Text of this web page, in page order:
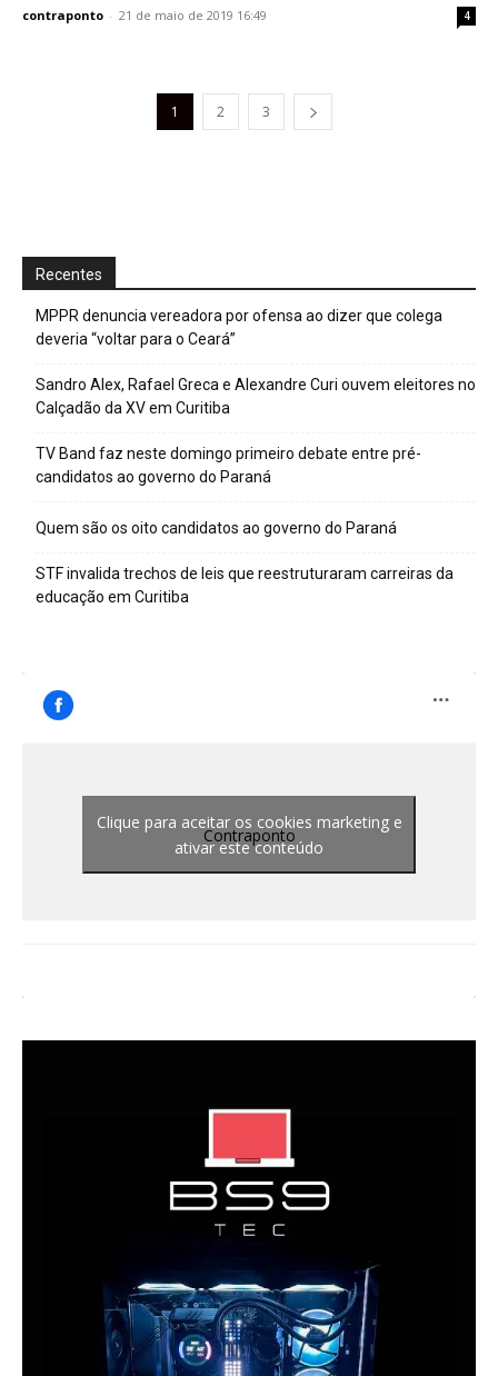
contraponto - 21 de maio de 2019 16:49 4
1 2 3
Recentes
MPPR denuncia vereadora por ofensa ao dizer que colega
deveria “voltar para o Ceará”
Sandro Alex, Rafael Greca e Alexandre Curi ouvem eleitores no
Calçadão da XV em Curitiba
TV Band faz neste domingo primeiro debate entre pré-
candidatos ao governo do Paraná
Quem são os oito candidatos ao governo do Paraná
STF invalida trechos de leis que reestruturaram carreiras da
educação em Curitiba
Contraponto
Clique para aceitar os cookies marketing e
ativar este conteúdo